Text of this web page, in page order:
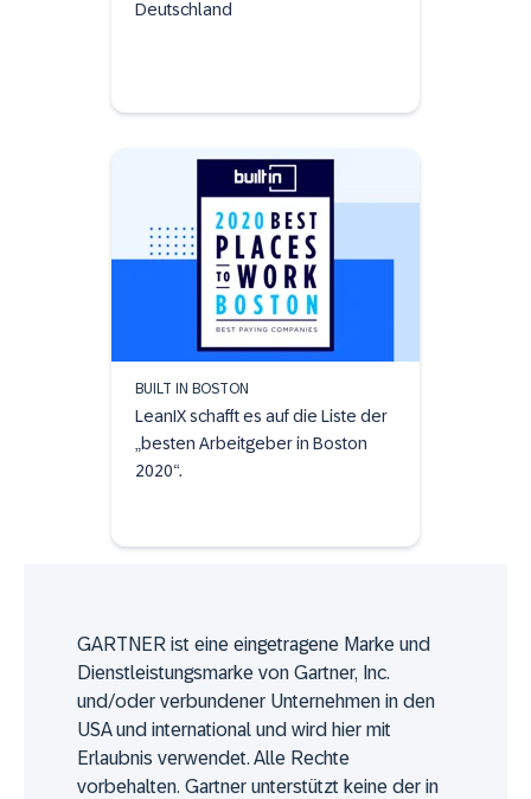
Deutschland
BUILT IN BOSTON
LeanIX schafft es auf die Liste der
„besten Arbeitgeber in Boston
2020“.
GARTNER ist eine eingetragene Marke und
Dienstleistungsmarke von Gartner, Inc.
und/oder verbundener Unternehmen in den
USA und international und wird hier mit
Erlaubnis verwendet. Alle Rechte
vorbehalten. Gartner unterstützt keine der in